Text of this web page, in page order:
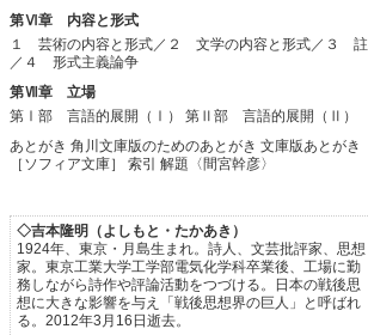
第Ⅵ章 内容と形式
１ 芸術の内容と形式／２ 文学の内容と形式／３ 註
／４ 形式主義論争
第Ⅶ章 立場
第Ⅰ部 言語的展開（Ⅰ）
第Ⅱ部 言語的展開（Ⅱ）
あとがき 角川文庫版のためのあとがき 文庫版あとがき
［ソフィア文庫］
索引 解題〈間宮幹彦〉
◇吉本隆明（よしもと・たかあき）
1924年、東京・月島生まれ。詩人、文芸批評家、思想
家。東京工業大学工学部電気化学科卒業後、工場に勤
務しながら詩作や評論活動をつづける。日本の戦後思
想に大きな影響を与え「戦後思想界の巨人」と呼ばれ
る。2012年3月16日逝去。